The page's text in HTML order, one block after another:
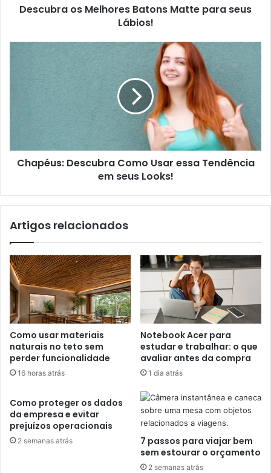
Descubra os Melhores Batons Matte para seus
Lábios!
Chapéus: Descubra Como Usar essa Tendência
em seus Looks!
Artigos relacionados
Como usar materiais
naturais no teto sem
perder funcionalidade
16 horas atrás
Notebook Acer para
estudar e trabalhar: o que
avaliar antes da compra
1 dia atrás
Como proteger os dados
da empresa e evitar
prejuízos operacionais
2 semanas atrás
7 passos para viajar bem
sem estourar o orçamento
2 semanas atrás